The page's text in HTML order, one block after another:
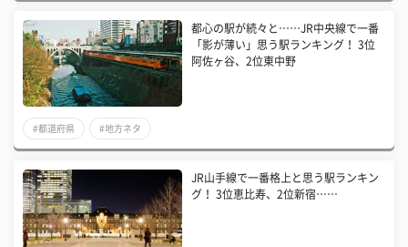
都心の駅が続々と……JR中央線で一番
「影が薄い」思う駅ランキング！ 3位
阿佐ヶ谷、2位東中野
#都道府県 #地方ネタ
JR山手線で一番格上と思う駅ランキン
グ！ 3位恵比寿、2位新宿……